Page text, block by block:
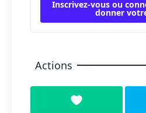
Inscrivez-vous ou
donner
Actions